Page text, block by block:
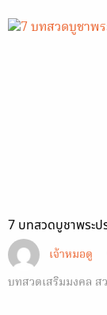
7 บทสวดบูชาพระป
เจ้าหมอดู
บทสวดเสริมมงคล ส